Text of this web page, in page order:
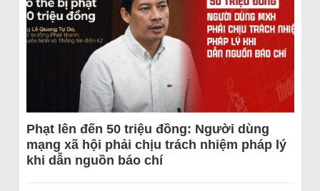
Phạt lên đến 50 triệu đồng: Người dùng
mạng xã hội phải chịu trách nhiệm pháp lý
khi dẫn nguồn báo chí